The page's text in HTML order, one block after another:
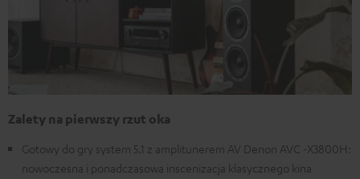
Zalety na pierwszy rzut oka
Gotowy do gry system 5.1 z amplitunerem AV Denon AVC -X3800H:
nowoczesna i ponadczasowa inscenizacja klasycznego kina